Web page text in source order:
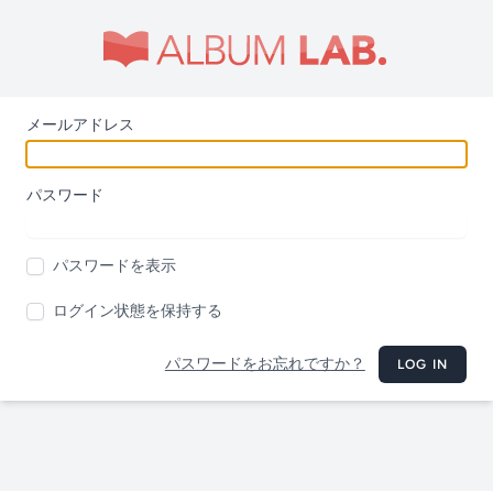
メールアドレス
パスワード
パスワードを表示
ログイン状態を保持する
パスワードをお忘れですか？ LOG IN